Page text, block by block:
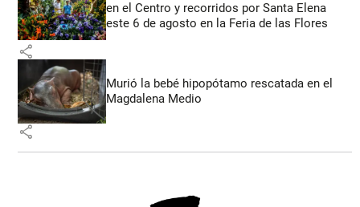
en el Centro y recorridos por Santa Elena
este 6 de agosto en la Feria de las Flores
share
Murió la bebé hipopótamo rescatada en el
Magdalena Medio
share